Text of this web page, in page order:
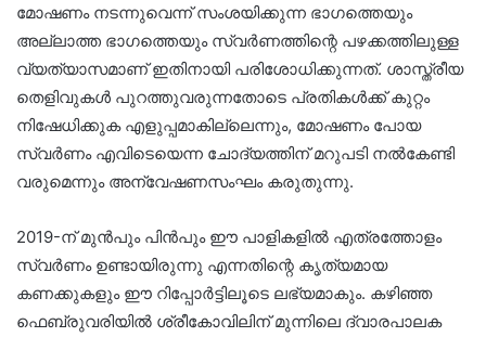
മോഷണം നടന്നുവെന്ന് സംശയിക്കുന്ന ഭാഗത്തെയും
അല്ലാത്ത ഭാഗത്തെയും സ്വർണത്തിന്റെ പഴക്കത്തിലുള്ള
വ്യത്യാസമാണ് ഇതിനായി പരിശോധിക്കുന്നത്. ശാസ്ത്രീയ
തെളിവുകൾ പുറത്തുവരുന്നതോടെ പ്രതികൾക്ക് കുറ്റം
നിഷേധിക്കുക എളുപ്പമാകില്ലെന്നും, മോഷണം പോയ
സ്വർണം എവിടെയെന്ന ചോദ്യത്തിന് മറുപടി നൽകേണ്ടി
വരുമെന്നും അന്വേഷണസംഘം കരുതുന്നു.
2019-ന് മുൻപും പിൻപും ഈ പാളികളിൽ എത്രത്തോളം
സ്വർണം ഉണ്ടായിരുന്നു എന്നതിന്റെ കൃത്യമായ
കണക്കുകളും ഈ റിപ്പോർട്ടിലൂടെ ലഭ്യമാകും. കഴിഞ്ഞ
ഫെബ്രുവരിയിൽ ശ്രീകോവിലിന് മുന്നിലെ ദ്വാരപാലക